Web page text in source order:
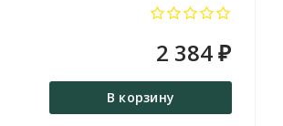
2 384 ₽
В корзину